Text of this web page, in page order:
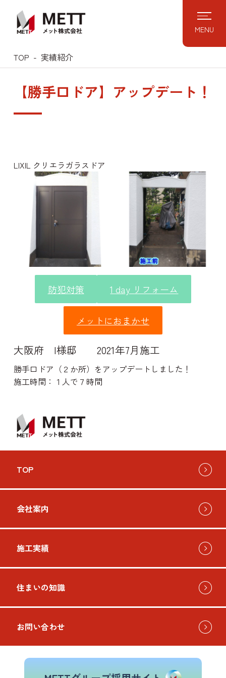
content
MENU
TOP 実績紹介
【勝手口ドア】アップデート！
LIXIL クリエラガラスドア
防犯対策 1 day リフォーム
メットにおまかせ
大阪府 I様邸 2021年7月施工
勝手口ドア（２か所）をアップデートしました！
施工時間：１人で７時間
TOP
会社案内
施工実績
住まいの知識
お問い合わせ